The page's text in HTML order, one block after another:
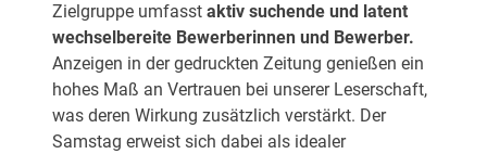
Zielgruppe umfasst aktiv suchende und latent
wechselbereite Bewerberinnen und Bewerber.
Anzeigen in der gedruckten Zeitung genießen ein
hohes Maß an Vertrauen bei unserer Leserschaft,
was deren Wirkung zusätzlich verstärkt. Der
Samstag erweist sich dabei als idealer